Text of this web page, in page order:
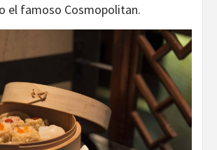
el famoso Cosmopolitan.